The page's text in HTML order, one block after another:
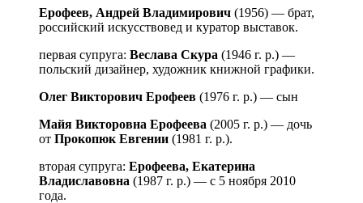
Ерофеев, Андрей Владимирович (1956) — брат,
российский искусствовед и куратор выставок.
первая супруга: Веслава Скура (1946 г. р.) —
польский дизайнер, художник книжной графики.
Олег Викторович Ерофеев (1976 г. р.) — сын
Майя Викторовна Ерофеева (2005 г. р.) — дочь
от Прокопюк Евгении (1981 г. р.).
вторая супруга: Ерофеева, Екатерина
Владиславовна (1987 г. р.) — с 5 ноября 2010
года.